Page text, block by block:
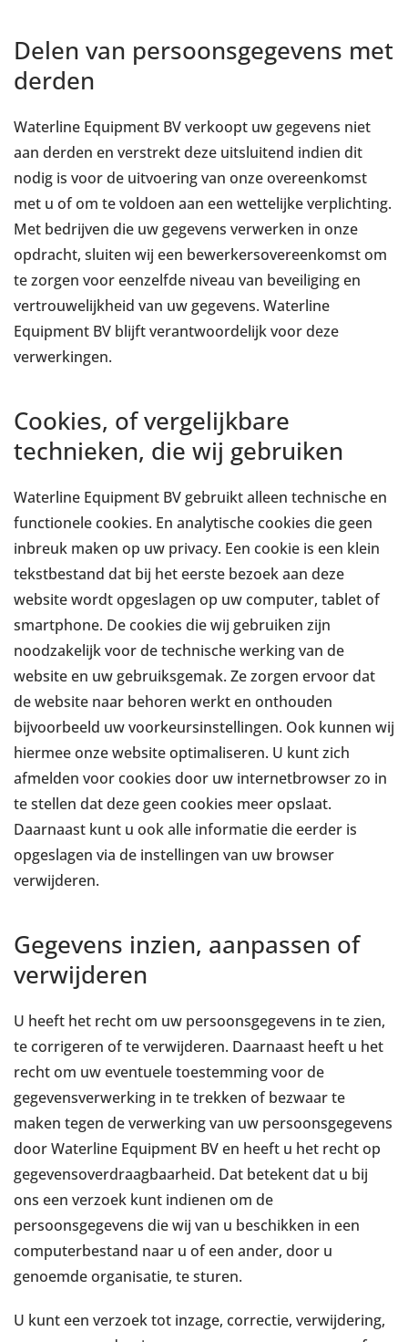
Delen van persoonsgegevens met
derden
Waterline Equipment BV verkoopt uw gegevens niet
aan derden en verstrekt deze uitsluitend indien dit
nodig is voor de uitvoering van onze overeenkomst
met u of om te voldoen aan een wettelijke verplichting.
Met bedrijven die uw gegevens verwerken in onze
opdracht, sluiten wij een bewerkersovereenkomst om
te zorgen voor eenzelfde niveau van beveiliging en
vertrouwelijkheid van uw gegevens. Waterline
Equipment BV blijft verantwoordelijk voor deze
verwerkingen.
Cookies, of vergelijkbare
technieken, die wij gebruiken
Waterline Equipment BV gebruikt alleen technische en
functionele cookies. En analytische cookies die geen
inbreuk maken op uw privacy. Een cookie is een klein
tekstbestand dat bij het eerste bezoek aan deze
website wordt opgeslagen op uw computer, tablet of
smartphone. De cookies die wij gebruiken zijn
noodzakelijk voor de technische werking van de
website en uw gebruiksgemak. Ze zorgen ervoor dat
de website naar behoren werkt en onthouden
bijvoorbeeld uw voorkeursinstellingen. Ook kunnen wij
hiermee onze website optimaliseren. U kunt zich
afmelden voor cookies door uw internetbrowser zo in
te stellen dat deze geen cookies meer opslaat.
Daarnaast kunt u ook alle informatie die eerder is
opgeslagen via de instellingen van uw browser
verwijderen.
Gegevens inzien, aanpassen of
verwijderen
U heeft het recht om uw persoonsgegevens in te zien,
te corrigeren of te verwijderen. Daarnaast heeft u het
recht om uw eventuele toestemming voor de
gegevensverwerking in te trekken of bezwaar te
maken tegen de verwerking van uw persoonsgegevens
door Waterline Equipment BV en heeft u het recht op
gegevensoverdraagbaarheid. Dat betekent dat u bij
ons een verzoek kunt indienen om de
persoonsgegevens die wij van u beschikken in een
computerbestand naar u of een ander, door u
genoemde organisatie, te sturen.
U kunt een verzoek tot inzage, correctie, verwijdering,